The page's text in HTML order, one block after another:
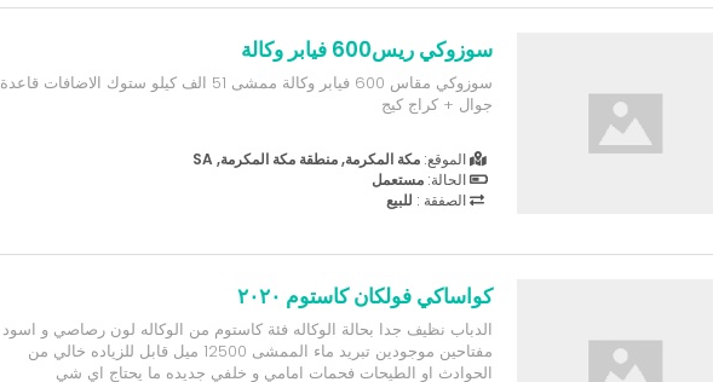
سوزوكي ريس600 فيابر وكالة
سوزوكي مقاس 600 فيابر وكالة ممشى 51 الف كيلو ستوك الاضافات قاعدة
جوال + كراج كيج
الموقع: مكة المكرمة, منطقة مكة المكرمة, SA
الحالة: مستعمل
الصفقة : للبيع
كواساكي فولكان كاستوم ٢٠٢٠
الدباب نظيف جدا بحالة الوكاله فئة كاستوم من الوكاله لون رصاصي و اسود
مفتاحين موجودين تبريد ماء الممشى 12500 ميل قابل للزياده خالي من
الحوادث او الطيحات فحمات امامي و خلفي جديده ما يحتاج اي شي